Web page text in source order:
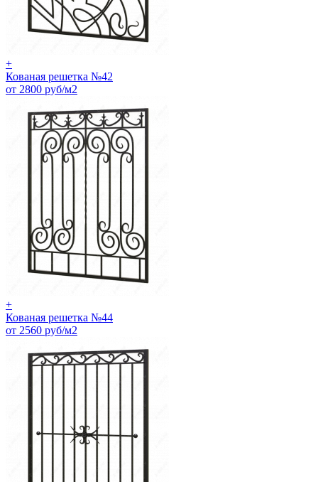
+
Кованая решетка №42
от 2800 руб/м2
+
Кованая решетка №44
от 2560 руб/м2